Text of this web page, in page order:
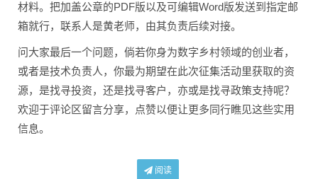
材料。把加盖公章的PDF版以及可编辑Word版发送到指定邮
箱就行，联系人是黄老师，由其负责后续对接。
问大家最后一个问题，倘若你身为数字乡村领域的创业者，
或者是技术负责人，你最为期望在此次征集活动里获取的资
源，是找寻投资，还是找寻客户，亦或是找寻政策支持呢？
欢迎于评论区留言分享，点赞以便让更多同行瞧见这些实用
信息。
阅读